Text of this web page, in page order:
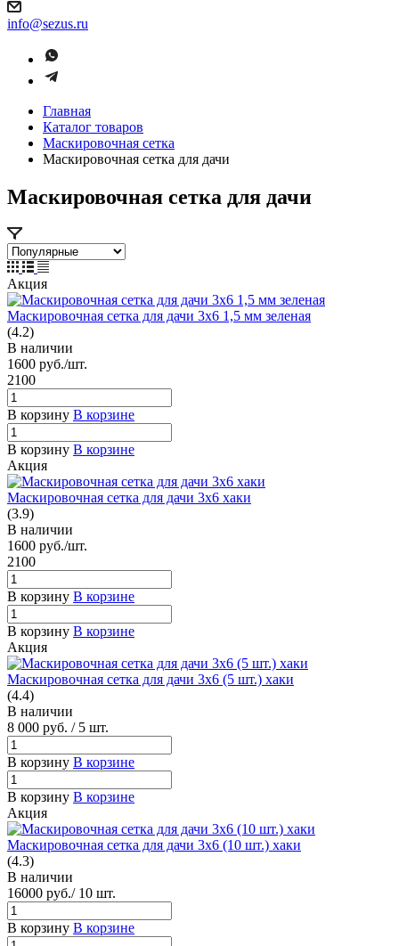
info@sezus.ru
Главная
Каталог товаров
Маскировочная сетка
Маскировочная сетка для дачи
Маскировочная сетка для дачи
Акция
Маскировочная сетка для дачи 3х6 1,5 мм зеленая
(4.2)
В наличии
1600 руб./шт.
2100
В корзину В корзине
В корзину В корзине
Акция
Маскировочная сетка для дачи 3х6 хаки
(3.9)
В наличии
1600 руб./шт.
2100
В корзину В корзине
В корзину В корзине
Акция
Маскировочная сетка для дачи 3х6 (5 шт.) хаки
(4.4)
В наличии
8 000 руб. / 5 шт.
В корзину В корзине
В корзину В корзине
Акция
Маскировочная сетка для дачи 3х6 (10 шт.) хаки
(4.3)
В наличии
16000 руб./ 10 шт.
В корзину В корзине